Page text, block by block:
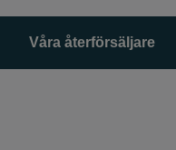
Våra återförsäljare